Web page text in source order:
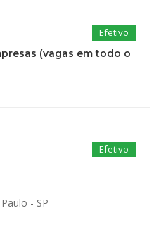
Efetivo
(vagas em todo o
Efetivo
- SP